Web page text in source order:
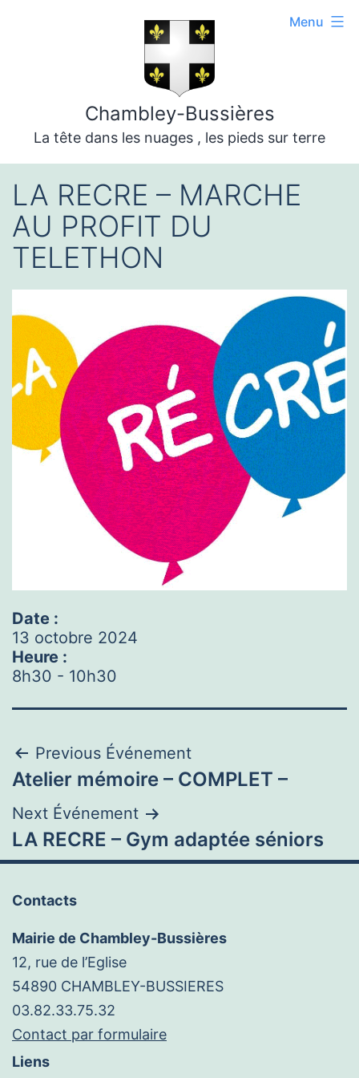
Chambley-Bussières
La tête dans les nuages , les pieds sur terre
Menu
LA RECRE – MARCHE
AU PROFIT DU
TELETHON
Date :
13 octobre 2024
Heure :
8h30 - 10h30
Navigation
de
l’article
Previous Événement
Atelier mémoire – COMPLET –
Next Événement
LA RECRE – Gym adaptée séniors
Contacts
Mairie de Chambley-Bussières
12, rue de l’Eglise
54890 CHAMBLEY-BUSSIERES
03.82.33.75.32
Contact par formulaire
Liens